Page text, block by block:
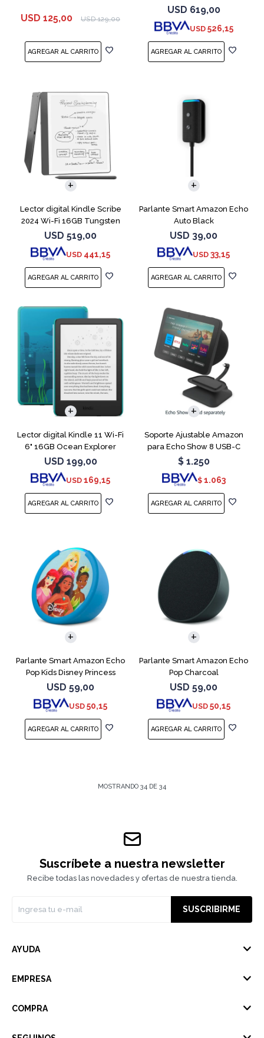
USD 125,00 USD 129,00
Tungsten
USD 619,00
USD 526,15
Lector digital Kindle Scribe
2024 Wi-Fi 16GB Tungsten
USD 519,00
USD 441,15
Parlante Smart Amazon Echo
Auto Black
USD 39,00
USD 33,15
Lector digital Kindle 11 Wi-Fi
6" 16GB Ocean Explorer
USD 199,00
USD 169,15
Soporte Ajustable Amazon
para Echo Show 8 USB-C
Charcoal
$ 1.250
$ 1.063
Parlante Smart Amazon Echo
Pop Kids Disney Princess
USD 59,00
USD 50,15
Parlante Smart Amazon Echo
Pop Charcoal
USD 59,00
USD 50,15
MOSTRANDO 34 DE 34
Suscríbete a nuestra newsletter
Recibe todas las novedades y ofertas de nuestra tienda.
SUSCRIBIRME
AYUDA
EMPRESA
COMPRA